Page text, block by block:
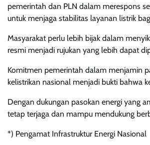
pemerintah dan PLN dalam merespons
untuk menjaga stabilitas layanan listrik
Masyarakat perlu lebih bijak dalam
resmi menjadi rujukan yang lebih dapat
Komitmen pemerintah dalam menjamin
kelistrikan nasional menjadi bukti bahwa
Dengan dukungan pasokan energi yang
tetap terjaga dan mampu mendukung
*) Pengamat Infrastruktur Energi Nasional